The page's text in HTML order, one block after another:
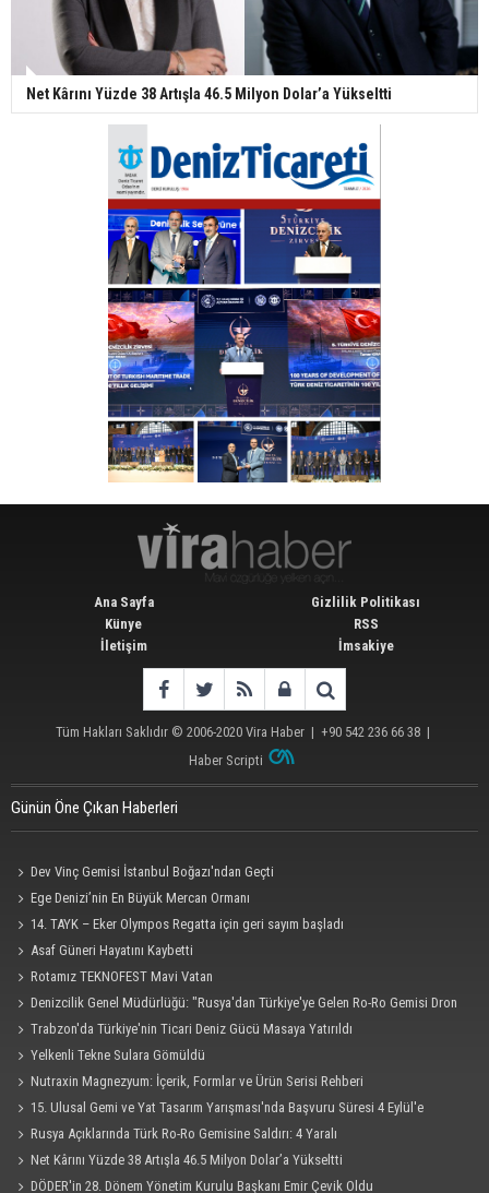
Net Kârını Yüzde 38 Artışla 46.5 Milyon Dolar’a Yükseltti
Ana Sayfa
Künye
İletişim
Gizlilik Politikası
RSS
İmsakiye
Tüm Hakları Saklıdır © 2006-2020 Vira Haber | +90 542 236 66 38 |
Haber Scripti
Günün Öne Çıkan Haberleri
Dev Vinç Gemisi İstanbul Boğazı'ndan Geçti
Ege Denizi’nin En Büyük Mercan Ormanı
14. TAYK – Eker Olympos Regatta için geri sayım başladı
Asaf Güneri Hayatını Kaybetti
Rotamız TEKNOFEST Mavi Vatan
Denizcilik Genel Müdürlüğü: "Rusya'dan Türkiye'ye Gelen Ro-Ro Gemisi Dron
Saldırısına Uğradı"
Trabzon'da Türkiye'nin Ticari Deniz Gücü Masaya Yatırıldı
Yelkenli Tekne Sulara Gömüldü
Nutraxin Magnezyum: İçerik, Formlar ve Ürün Serisi Rehberi
15. Ulusal Gemi ve Yat Tasarım Yarışması'nda Başvuru Süresi 4 Eylül'e
Uzatıldı
Rusya Açıklarında Türk Ro-Ro Gemisine Saldırı: 4 Yaralı
Net Kârını Yüzde 38 Artışla 46.5 Milyon Dolar’a Yükseltti
DÖDER'in 28. Dönem Yönetim Kurulu Başkanı Emir Çevik Oldu